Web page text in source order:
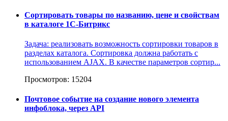
Сортировать товары по названию, цене и свойствам
в каталоге 1С-Битрикс
Задача: реализовать возможность сортировки товаров в
разделах каталога. Сортировка должна работать с
использованием AJAX. В качестве параметров сортир...
Просмотров: 15204
Почтовое событие на создание нового элемента
инфоблока, через API